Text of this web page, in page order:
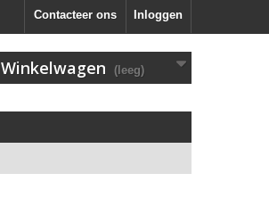
Inloggen
Contacteer ons
Winkelwagen (leeg)